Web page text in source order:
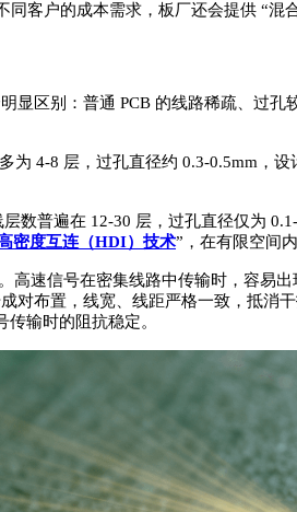
客户的成本需求，板厂还会提供 “
显区别：普通 PCB 的线路稀疏、过
为 4-8 层，过孔直径约 0.3-0.5mm，
数普遍在 12-30 层，过孔直径仅为
密度互连（HDI）技术”，在有限空间
高速信号在密集线路中传输时，容易
对布置，线宽、线距严格一致，抵
输时的阻抗稳定。